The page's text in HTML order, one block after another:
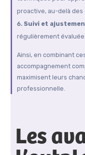
proactive, au-delà des
Suivi et
régulièrement
Ainsi, en combinant
accompagnement
maximisent leurs
professionnelle.
Les